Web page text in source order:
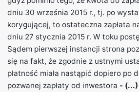
dniu 30 września 2015 r., tj. po
korygującej, to ostateczna zapłata
dniu 27 stycznia 2015 r. W toku
Sądem pierwszej instancji strona
się na fakt, że zgodnie z ustnymi
płatność miała nastąpić dopiero po
pozwanej zapłaty od inwestora - (...)